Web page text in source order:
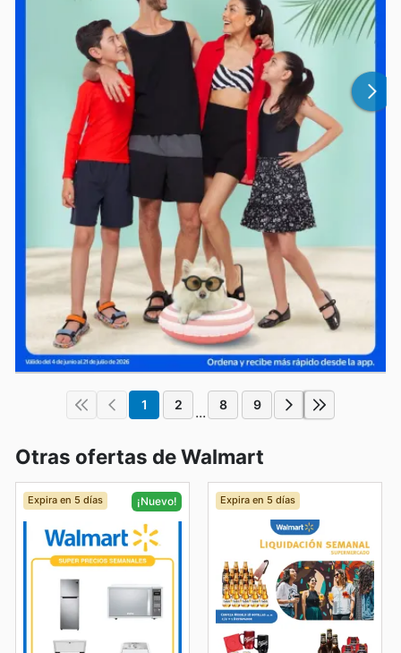
1 2 ... 8 9
Otras ofertas de Walmart
Expira en 5 días ¡Nuevo! Expira en 5 días